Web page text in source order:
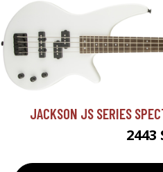
JACKSON JS SERIES
2443